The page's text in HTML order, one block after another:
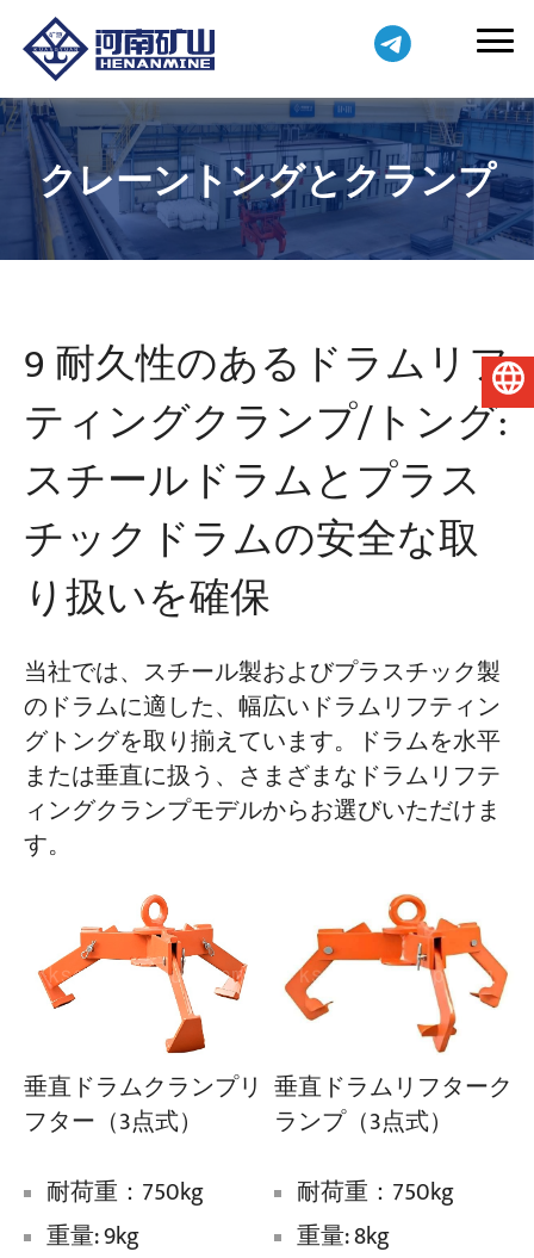
プロジェクト
ニュース
アプリケーション
会社概要
クレーントングとクランプ
9 耐久性のあるドラムリフ
ティングクランプ/トング:
スチールドラムとプラス
チックドラムの安全な取
り扱いを確保
当社では、スチール製およびプラスチック製
のドラムに適した、幅広いドラムリフティン
グトングを取り揃えています。ドラムを水平
または垂直に扱う、さまざまなドラムリフテ
ィングクランプモデルからお選びいただけま
す。
垂直ドラムクランプリ
フター（3点式）
耐荷重：750kg
重量: 9kg
垂直ドラムリフターク
ランプ（3点式）
耐荷重：750kg
重量: 8kg
日本語